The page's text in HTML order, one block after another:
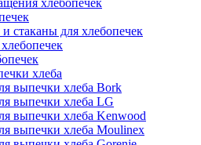
хлебопечек
стаканы для хлебопечек
хлеба
выпечки хлеба Bork
выпечки хлеба LG
выпечки хлеба Kenwood
выпечки хлеба Moulinex